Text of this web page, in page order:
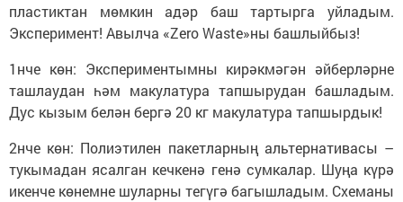
пластиктан мөмкин адәр баш тартырга уйладым.
Эксперимент! Авылча «Zero Waste»ны башлыйбыз!
1нче көн: Экспериментымны кирәкмәгән әйберләрне
ташлаудан һәм макулатура тапшырудан башладым.
Дус кызым белән бергә 20 кг макулатура тапшырдык!
2нче көн: Полиэтилен пакетларның альтернативасы –
тукымадан ясалган кечкенә генә сумкалар. Шуңа күрә
икенче көнемне шуларны тегүгә багышладым. Схеманы